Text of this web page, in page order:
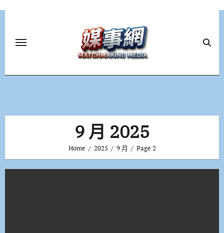
9 月 2025
Home 2025 9 月 Page 2